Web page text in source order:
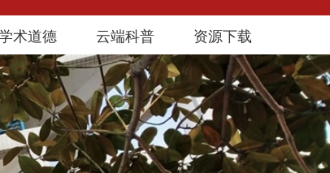
术道德 云端科普 资源下载